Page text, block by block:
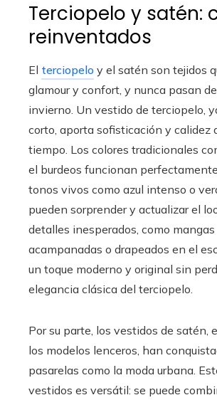
Terciopelo y satén:
reinventados
El terciopelo y el satén son tejidos
glamour y confort, y nunca pasan
invierno. Un vestido de terciopelo,
corto, aporta sofisticación y calidez
tiempo. Los colores tradicionales
el burdeos funcionan
tonos vivos como azul intenso o
pueden sorprender y actualizar el
detalles inesperados, como mangas
acampanadas o drapeados en el
un toque moderno y original sin
elegancia clásica del terciopelo.
Por su parte, los vestidos de satén,
los modelos lenceros, han
pasarelas como la moda urbana.
vestidos es versátil: se puede